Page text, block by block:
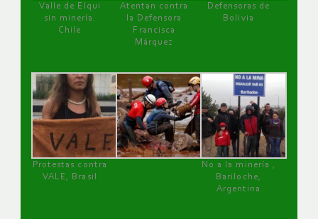
Valle de Elqui
sin minería.
Chile
Atentan contra
la Defensora
Francisca
Márquez
Defensoras de
Bolivia
Protestas contra
VALE, Brasil
No a la minería ,
Bariloche,
Argentina